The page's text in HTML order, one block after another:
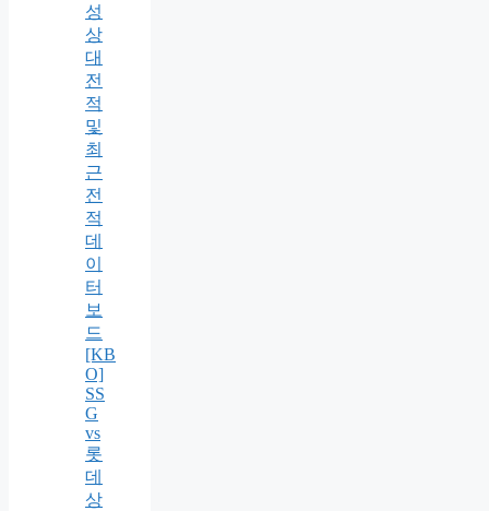
성
상
대
전
적
및
최
근
전
적
데
이
터
보
드
[KB
O]
SS
G
vs
롯
데
상